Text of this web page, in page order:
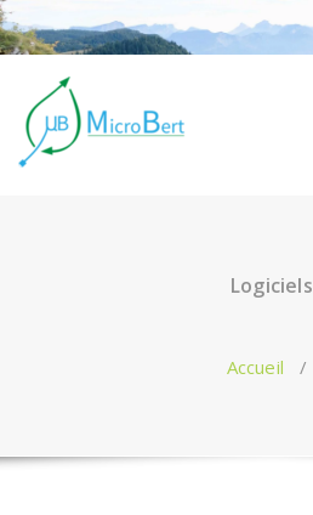
Aller
au
contenu
Logiciels
Accueil /